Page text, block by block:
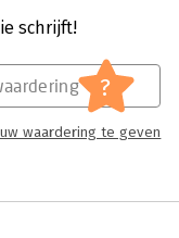
schrijft!
?
waardering te geven